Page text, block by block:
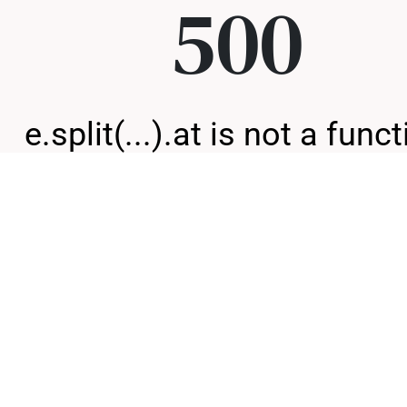
500
e.split(...).at is not a